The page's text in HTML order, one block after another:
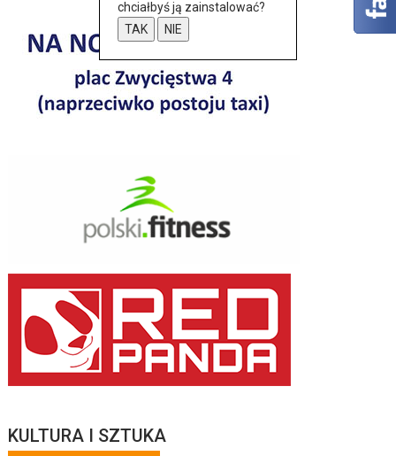
KULTURA I SZTUKA
chciałbyś ją zainstalować?
TAK
NIE